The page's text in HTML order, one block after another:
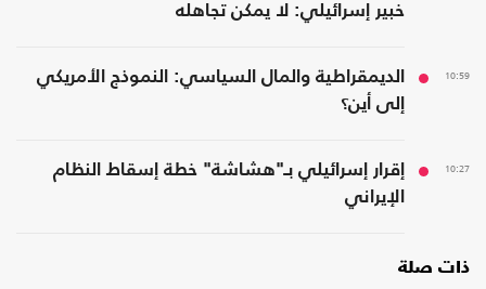
خبير إسرائيلي: لا يمكن تجاهله
10:59
الديمقراطية والمال السياسي: النموذج الأمريكي
إلى أين؟
10:27
إقرار إسرائيلي بـ"هشاشة" خطة إسقاط النظام
الإيراني
ذات صلة